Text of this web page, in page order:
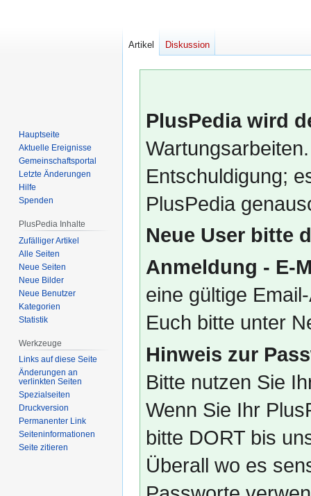
PlusPedia wird
Entschuldigung;
PlusPedia
Neue User bitte
Anmeldung - E-
eine gültige
Euch bitte unter
Hinweis zur
Bitte nutzen Sie
Wenn Sie Ihr
bitte DORT bis
Überall wo es
Artikel Diskussion
Hauptseite
Aktuelle Ereignisse
Gemeinschafts­portal
Letzte Änderungen
Hilfe
Spenden
PlusPedia Inhalte
Zufälliger Artikel
Alle Seiten
Neue Seiten
Neue Bilder
Neue Benutzer
Kategorien
Statistik
Werkzeuge
Links auf diese Seite
Änderungen an
verlinkten Seiten
Spezialseiten
Druckversion
Permanenter Link
Seiten­­informationen
Seite zitieren